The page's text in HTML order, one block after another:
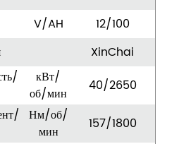
V/AH
12/100
XinChai
кВт/
об/мин
40/2650
Нм/об/
мин
157/1800